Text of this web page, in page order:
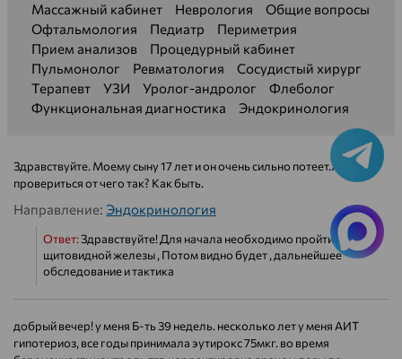
Массажный кабинет
Неврология
Общие вопросы
Офтальмология
Педиатр
Периметрия
Прием анализов
Процедурный кабинет
Пульмонолог
Ревматология
Сосудистый хирург
Терапевт
УЗИ Уролог-андролог
Флеболог
Функциональная диагностика
Эндокринология
Здравствуйте. Моему сыну 17 лет и он очень сильно потеет.Хотели
провериться от чего так? Как быть.
Направление: Эндокринология
Ответ:Здравствуйте! Для начала необходимо пройти УЗИ
щитовидной железы , Потом видно будет , дальнейшее
обследование и тактика
добрый вечер! у меня Б-ть 39 недель. несколько лет у меня АИТ
гипотериоз, все годы принимала эутирокс 75мкг. во время